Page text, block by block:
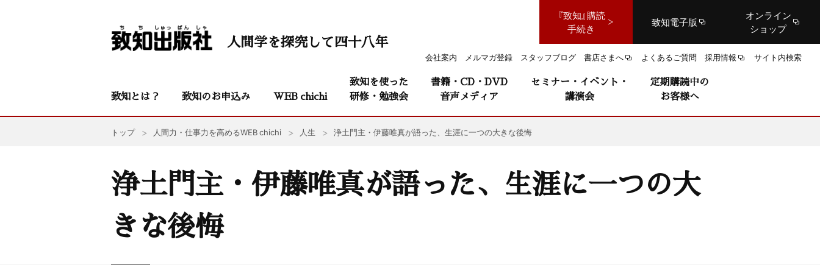
『致知』購読
手続き
致知電子版
オンライン
ショップ
会社案内 メルマガ登録 スタッフブログ 書店さまへ よくあるご質問 採用情報 サイト内検索
人間学を探究して四十八年
致知とは？ 致知のお申込み WEB chichi
致知を使った
研修・勉強会
書籍・CD・DVD
音声メディア
セミナー・イベント・
講演会
定期購読中の
お客様へ
トップ 人間力・仕事力を高めるWEB chichi 人生 浄土門主・伊藤唯真が語った、生涯に一つの大きな後悔
浄土門主・伊藤唯真が語った、生涯に一つの大
きな後悔